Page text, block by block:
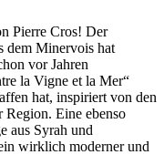
Pierre Cros! Der
dem Minervois hat
vor Jahren
la Vigne et la Mer“
hat, inspiriert von den
Region. Eine ebenso
aus Syrah und
wirklich moderner und